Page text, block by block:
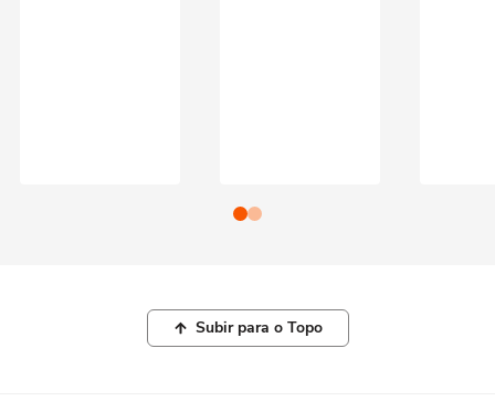
Subir para o Topo